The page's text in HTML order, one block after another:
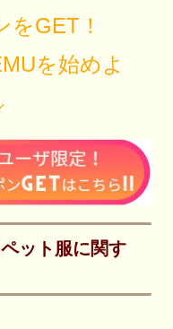
をGET！
を始めよ
ット服に関す